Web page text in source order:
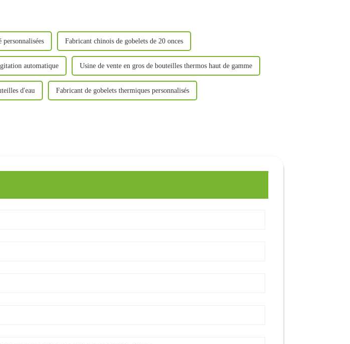
personnalisées Fabricant chinois de gobelets de 20 onces
automatique Usine de vente en gros de bouteilles thermos haut de gamme
d'eau Fabricant de gobelets thermiques personnalisés